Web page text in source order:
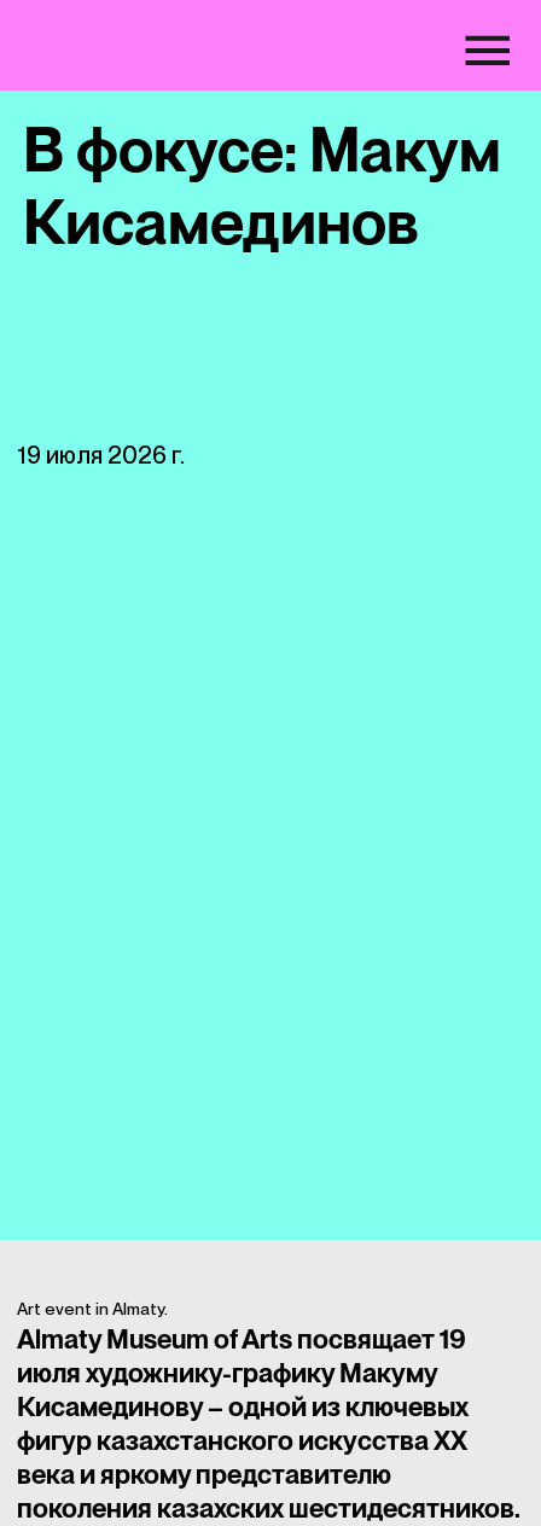
В фокусе: Макум
Кисамединов
19 июля 2026 г.
Art event in Almaty.
Almaty Museum of Arts посвящает 19
июля художнику-графику Макуму
Кисамединову – одной из ключевых
фигур казахстанского искусства XX
века и яркому представителю
поколения казахских шестидесятников.